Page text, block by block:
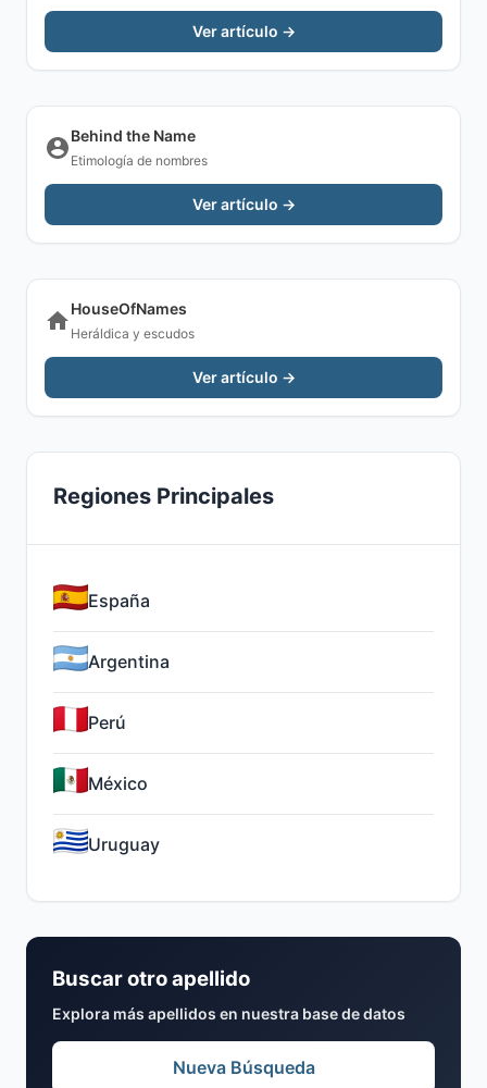
Ver artículo →
Behind the Name
Etimología de nombres
Ver artículo →
HouseOfNames
Heráldica y escudos
Ver artículo →
Regiones Principales
España
Argentina
Perú
México
Uruguay
Buscar otro apellido
Explora más apellidos en nuestra base de datos
Nueva Búsqueda